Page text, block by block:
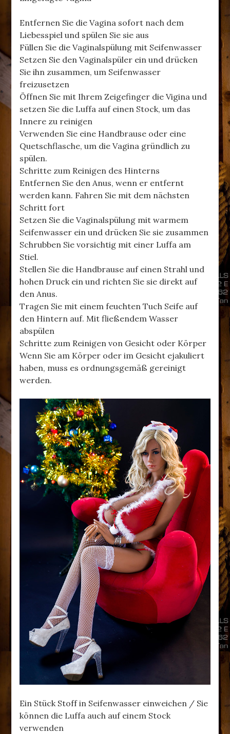
Entfernen Sie die Vagina sofort nach dem
Liebesspiel und spülen Sie sie aus
Füllen Sie die Vaginalspülung mit Seifenwasser
Setzen Sie den Vaginalspüler ein und drücken
Sie ihn zusammen, um Seifenwasser
freizusetzen
Öffnen Sie mit Ihrem Zeigefinger die Vigina und
setzen Sie die Luffa auf einen Stock, um das
Innere zu reinigen
Verwenden Sie eine Handbrause oder eine
Quetschflasche, um die Vagina gründlich zu
spülen.
Schritte zum Reinigen des Hinterns
Entfernen Sie den Anus, wenn er entfernt
werden kann. Fahren Sie mit dem nächsten
Schritt fort
Setzen Sie die Vaginalspülung mit warmem
Seifenwasser ein und drücken Sie sie zusammen
Schrubben Sie vorsichtig mit einer Luffa am
Stiel.
Stellen Sie die Handbrause auf einen Strahl und
hohen Druck ein und richten Sie sie direkt auf
den Anus.
Tragen Sie mit einem feuchten Tuch Seife auf
den Hintern auf. Mit fließendem Wasser
abspülen
Schritte zum Reinigen von Gesicht oder Körper
Wenn Sie am Körper oder im Gesicht ejakuliert
haben, muss es ordnungsgemäß gereinigt
werden.
Ein Stück Stoff in Seifenwasser einweichen / Sie
können die Luffa auch auf einem Stock
verwenden